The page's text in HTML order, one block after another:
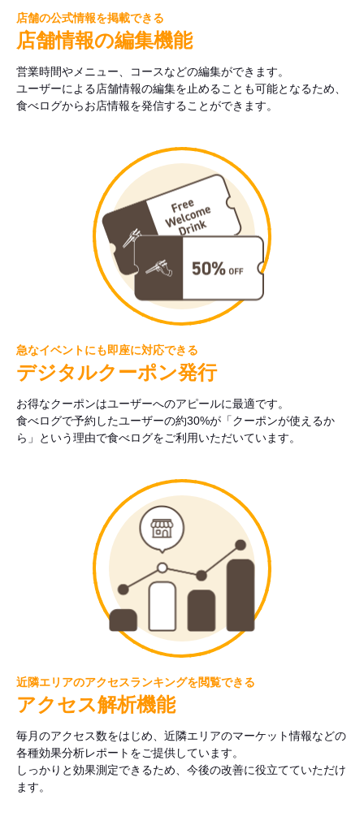
店舗の公式情報を掲載できる
店舗情報の編集機能
営業時間やメニュー、コースなどの編集ができます。
ユーザーによる店舗情報の編集を止めることも可能となるため、
食べログからお店情報を発信することができます。
急なイベントにも即座に対応できる
デジタルクーポン発行
お得なクーポンはユーザーへのアピールに最適です。
食べログで予約したユーザーの約30%が「クーポンが使えるか
ら」という理由で食べログをご利用いただいています。
近隣エリアのアクセスランキングを閲覧できる
アクセス解析機能
毎月のアクセス数をはじめ、近隣エリアのマーケット情報などの
各種効果分析レポートをご提供しています。
しっかりと効果測定できるため、今後の改善に役立てていただけ
ます。